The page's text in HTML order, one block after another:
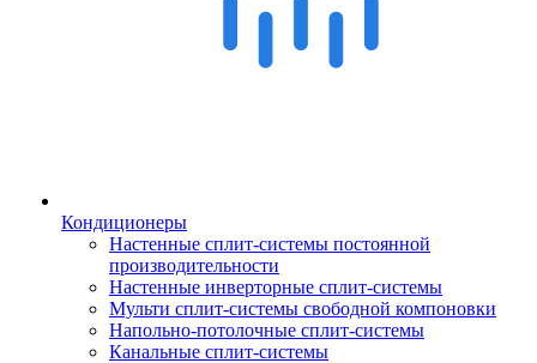
Кондиционеры
Настенные сплит-системы постоянной
производительности
Настенные инверторные сплит-системы
Мульти сплит-системы свободной компоновки
Напольно-потолочные сплит-системы
Канальные сплит-системы